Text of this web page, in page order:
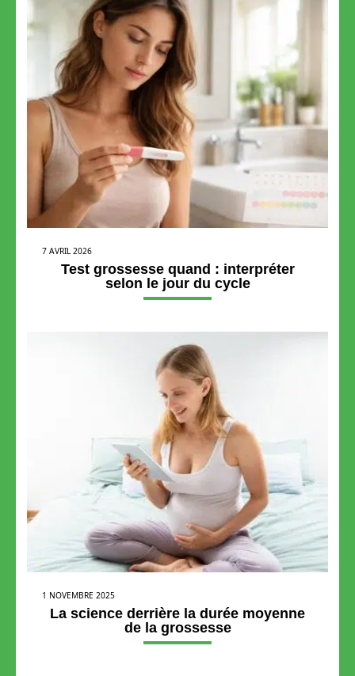
7 AVRIL 2026
Test grossesse quand : interpréter
selon le jour du cycle
1 NOVEMBRE 2025
La science derrière la durée moyenne
de la grossesse